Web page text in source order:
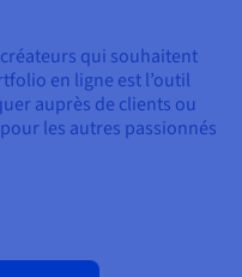
qui souhaitent
en ligne est l’outil
auprès de clients ou
les autres passionnés